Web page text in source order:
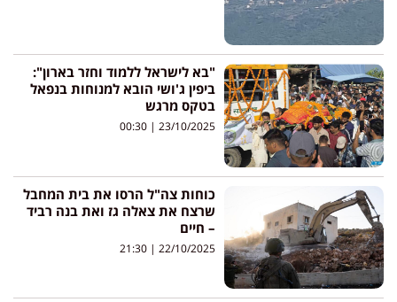
"בא לישראל ללמוד וחזר בארון":
ביפין ג'ושי הובא למנוחות בנפאל
בטקס מרגש
23/10/2025
כוחות צה"ל הרסו את בית המחבל
שרצח את צאלה גז ואת בנה רביד
– חיים
22/10/2025